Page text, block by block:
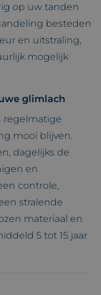
op uw tanden
besteden
en uitstraling,
mogelijk
glimlach
regelmatige
mooi blijven.
dagelijks de
en
controle,
stralende
materiaal en
5 tot 15 jaar